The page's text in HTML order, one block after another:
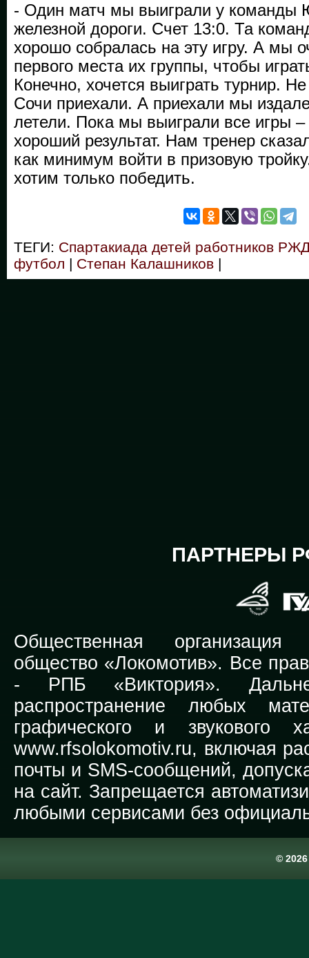
- Один матч мы выиграли у команды
железной дороги. Счет 13:0. Та
хорошо собралась на эту игру. А мы
первого места их группы, чтобы
Конечно, хочется выиграть турнир.
Сочи приехали. А приехали мы
летели. Пока мы выиграли все игры –
хороший результат. Нам тренер
как минимум войти в призовую
хотим только победить.
ТЕГИ: Спартакиада детей работников
футбол | Степан Калашников |
ПАРТНЕРЫ
Общественная организация
общество «Локомотив». Все
- РПБ «Виктория».
распространение любых
графического и звукового
www.rfsolokomotiv.ru, включая
почты и SMS-сообщений,
на сайт. Запрещается
любыми сервисами без
©